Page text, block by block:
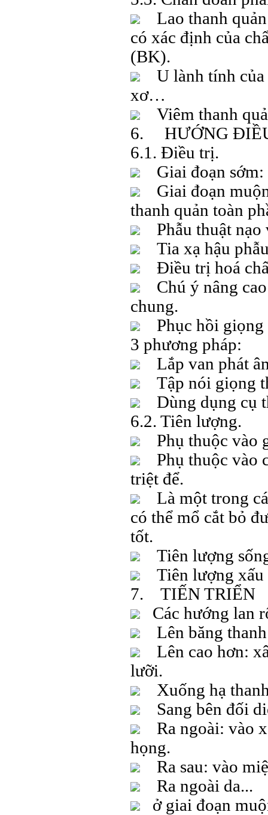
Lao thanh
có xác định của
(BK).
U lành tính của
xơ…
Viêm thanh
6. HƯỚNG
6.1. Điều trị.
Giai đoạn sớm:
Giai đoạn
thanh quản toàn
Phẫu thuật nạo
Tia xạ hậu
Điều trị hoá
Chú ý nâng
chung.
Phục hồi giọng
3 phương pháp:
Lắp van phát
Tập nói giọng
Dùng dụng cụ
6.2. Tiên lượng.
Phụ thuộc vào
Phụ thuộc vào
triệt để.
Là một trong
có thể mổ cắt bỏ
tốt.
Tiên lượng
Tiên lượng xấu
7. TIẾN TRIỂN
Các hướng lan
Lên băng
Lên cao hơn:
lưỡi.
Xuống hạ
Sang bên đối
Ra ngoài: vào
họng.
Ra sau: vào
Ra ngoài da...
ở giai đoạn